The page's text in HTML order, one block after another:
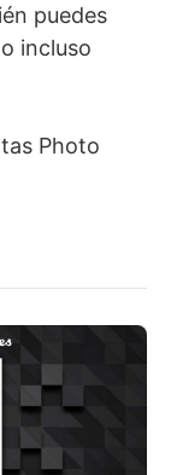
puedes
incluso
Photo